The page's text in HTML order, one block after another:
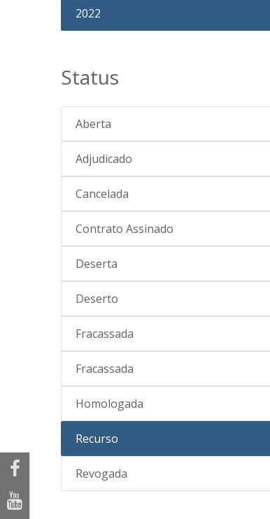
2022
Status
Aberta
Adjudicado
Cancelada
Contrato Assinado
Deserta
Deserto
Fracassada
Fracassada
Homologada
Recurso
Revogada